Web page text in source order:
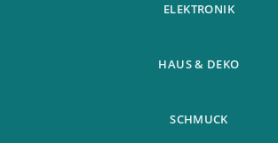
ELEKTRONIK
HAUS & DEKO
SCHMUCK
Grundschule